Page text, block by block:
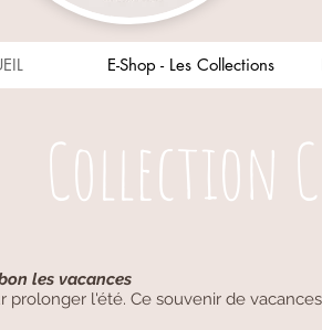
E-Shop - Les Collections
Collection
les vacances
l'été. Ce souvenir de